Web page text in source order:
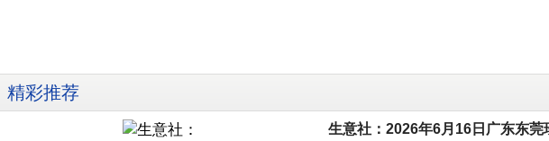
精彩推荐
生意社：2026年6月16日广东东莞